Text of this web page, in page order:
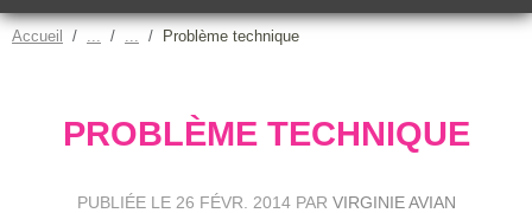
Accueil Problème technique
PROBLÈME TECHNIQUE
PUBLIÉE LE 26 FÉVR. 2014PAR VIRGINIE AVIAN